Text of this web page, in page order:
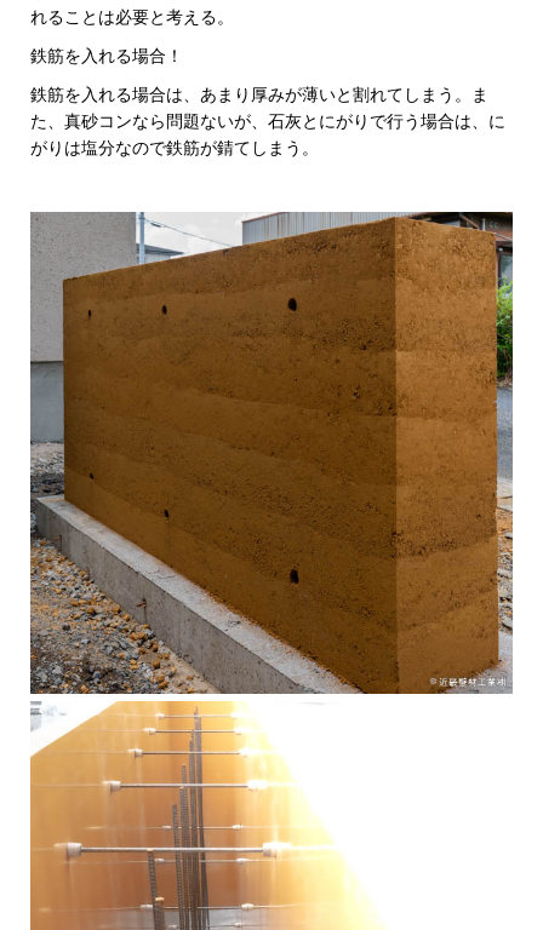
れることは必要と考える。
鉄筋を入れる場合！
鉄筋を入れる場合は、あまり厚みが薄いと割れてしまう。ま
た、真砂コンなら問題ないが、石灰とにがりで行う場合は、に
がりは塩分なので鉄筋が錆てしまう。